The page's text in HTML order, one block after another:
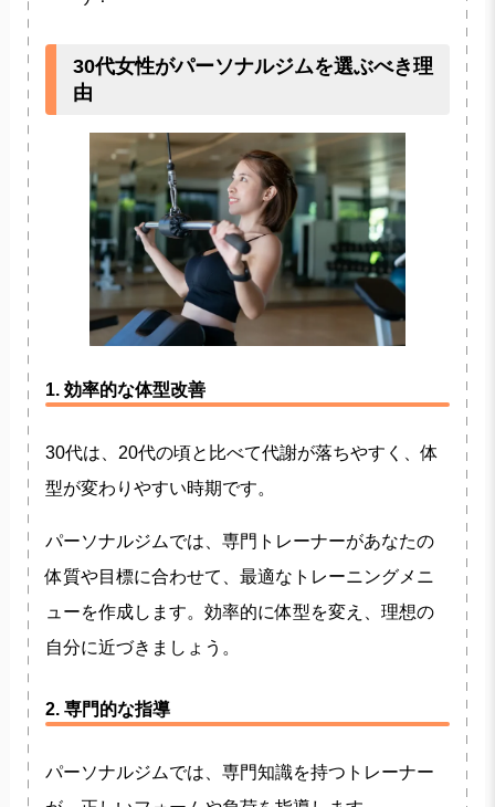
30代女性がパーソナルジムを選ぶべき理
由
1. 効率的な体型改善
30代は、20代の頃と比べて代謝が落ちやすく、体
型が変わりやすい時期です。
パーソナルジムでは、専門トレーナーがあなたの
体質や目標に合わせて、最適なトレーニングメニ
ューを作成します。効率的に体型を変え、理想の
自分に近づきましょう。
2. 専門的な指導
パーソナルジムでは、専門知識を持つトレーナー